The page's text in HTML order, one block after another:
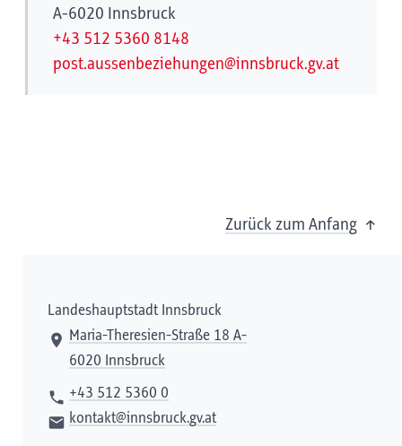
A-6020 Innsbruck
+43 512 5360 8148
post.aussenbeziehungen@innsbruck.gv.at
Zurück zum Anfang
Landeshauptstadt Innsbruck
Maria-Theresien-Straße 18 A-
6020 Innsbruck
+43 512 5360 0
kontakt@innsbruck.gv.at